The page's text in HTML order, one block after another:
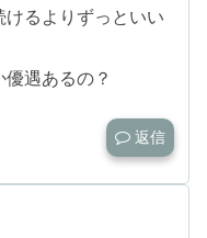
るよりずっといい
遇あるの？
返信